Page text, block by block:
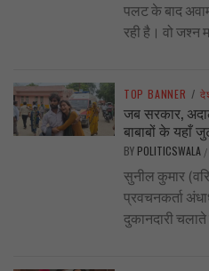
पलट के बाद
रही है। वो जश्न
TOP BANNER /
जब सरकार,
बाबाबों के यहाँ
BY POLITICSWALA /
सुनील कुमार
प्रवचनकर्ता
दुकानदारी